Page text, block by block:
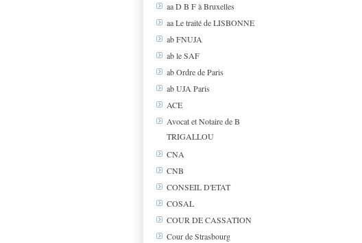
aa D B F à Bruxelles
aa Le traité de LISBONNE
ab FNUJA
ab le SAF
ab Ordre de Paris
ab UJA Paris
ACE
Avocat et Notaire de B
TRIGALLOU
CNA
CNB
CONSEIL D'ETAT
COSAL
COUR DE CASSATION
Cour de Strasbourg